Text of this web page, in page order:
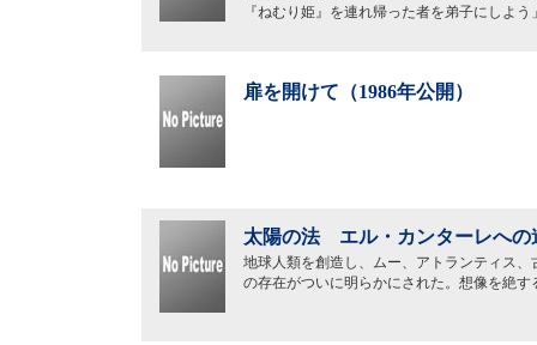
『ねむり姫』を連れ帰った者を弟子にしよう
扉を開けて（1986年公開）
太陽の法 エル・カンターレへの
地球人類を創造し、ムー、アトランティス
の存在がついに明らかにされた。想像を絶